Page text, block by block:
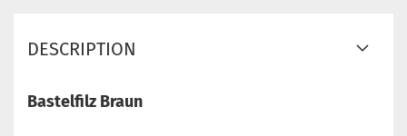
DESCRIPTION
Bastelfilz Braun